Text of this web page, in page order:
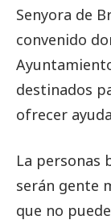
Senyora de
convenido
destinados
ofrecer
La personas
serán gente
que no